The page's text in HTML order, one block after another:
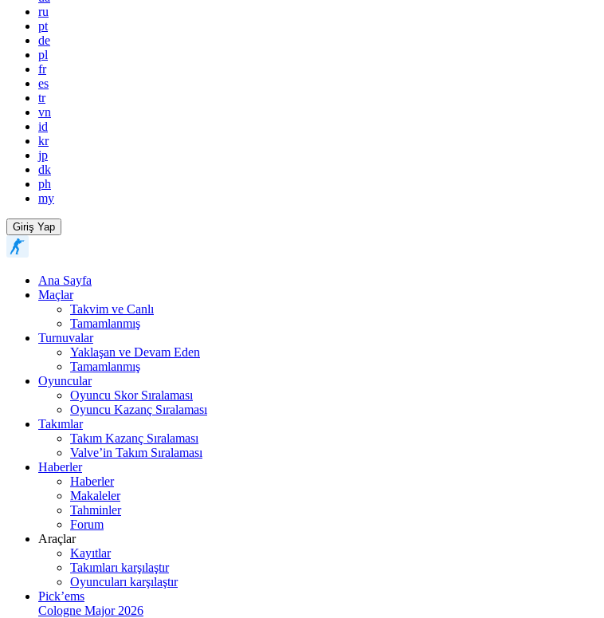
ru
pt
de
pl
fr
es
tr
vn
id
kr
jp
dk
ph
my
Giriş Yap
Ana Sayfa
Maçlar
Takvim ve Canlı
Tamamlanmış
Turnuvalar
Yaklaşan ve Devam Eden
Tamamlanmış
Oyuncular
Oyuncu Skor Sıralaması
Oyuncu Kazanç Sıralaması
Takımlar
Takım Kazanç Sıralaması
Valve’in Takım Sıralaması
Haberler
Haberler
Makaleler
Tahminler
Forum
Araçlar
Kayıtlar
Takımları karşılaştır
Oyuncuları karşılaştır
Pick’ems
Cologne Major 2026